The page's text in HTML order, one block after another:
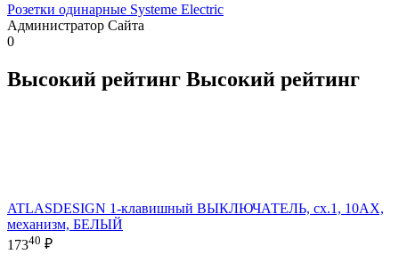
Розетки одинарные Systeme Electric
Администратор Сайта
0
Высокий рейтинг Высокий рейтинг
ATLASDESIGN 1-клавишный ВЫКЛЮЧАТЕЛЬ, сх.1, 10АХ,
механизм, БЕЛЫЙ
17340 ₽